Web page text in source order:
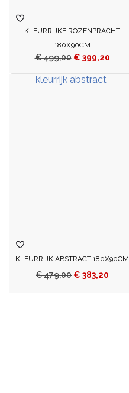
KLEURRIJKE ROZENPRACHT
180X90CM
€499,00 € 399,20
KLEURRIJK ABSTRACT 180X90CM
€479,00 € 383,20